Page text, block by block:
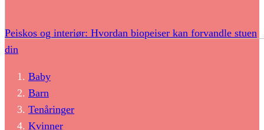
Peiskos og interiør: Hvordan biopeiser kan forvandle stuen
din
Baby
Barn
Tenåringer
Kvinner